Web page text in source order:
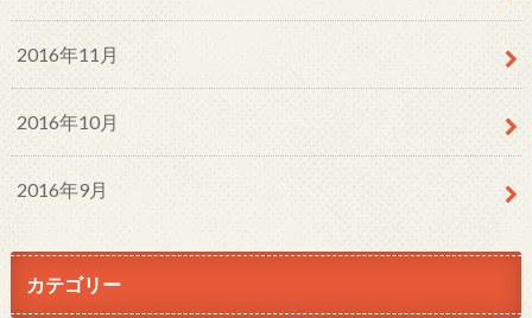
2016年11月
2016年10月
2016年9月
カテゴリー